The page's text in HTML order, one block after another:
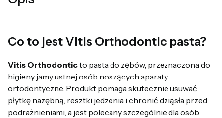
Co to jest Vitis Orthodontic pasta?
Vitis Orthodonticto pasta do zębów, przeznaczona do
higieny jamy ustnej osób noszących aparaty
ortodontyczne. Produkt pomaga skutecznie usuwać
płytkę nazębną, resztki jedzenia i chronić dziąsła przed
podrażnieniami, a jest polecany szczególnie dla osób